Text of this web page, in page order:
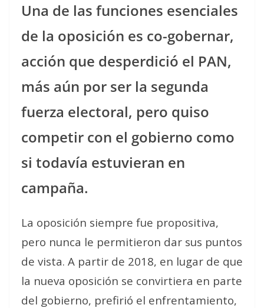
Una de las funciones esenciales
de la oposición es co-gobernar,
acción que desperdició el PAN,
más aún por ser la segunda
fuerza electoral, pero quiso
competir con el gobierno como
si todavía estuvieran en
campaña.
La oposición siempre fue propositiva,
pero nunca le permitieron dar sus puntos
de vista. A partir de 2018, en lugar de que
la nueva oposición se convirtiera en parte
del gobierno, prefirió el enfrentamiento,